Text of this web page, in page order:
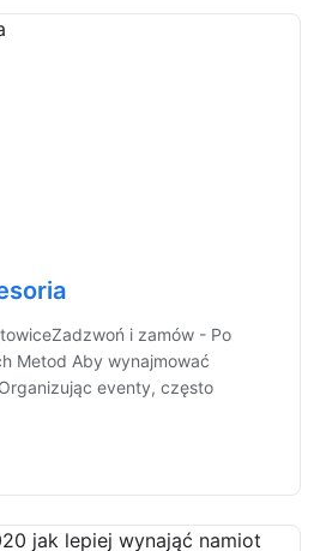
i zamów - Po
Metod Aby wynajmować
eventy, często